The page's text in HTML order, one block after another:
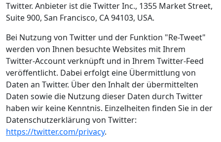
Twitter. Anbieter ist die Twitter Inc., 1355 Market Street,
Suite 900, San Francisco, CA 94103, USA.
Bei Nutzung von Twitter und der Funktion "Re-Tweet"
werden von Ihnen besuchte Websites mit Ihrem
Twitter-Account verknüpft und in Ihrem Twitter-Feed
veröffentlicht. Dabei erfolgt eine Übermittlung von
Daten an Twitter. Über den Inhalt der übermittelten
Daten sowie die Nutzung dieser Daten durch Twitter
haben wir keine Kenntnis. Einzelheiten finden Sie in der
Datenschutzerklärung von Twitter:
https://twitter.com/privacy.